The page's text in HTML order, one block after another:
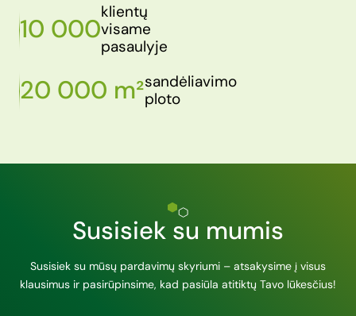
10 000
klientų
visame
pasaulyje
20 000 m²sandėliavimo
ploto
Susisiek su mumis
Susisiek su mūsų pardavimų skyriumi – atsakysime į visus
klausimus ir pasirūpinsime, kad pasiūla atitiktų Tavo lūkesčius!